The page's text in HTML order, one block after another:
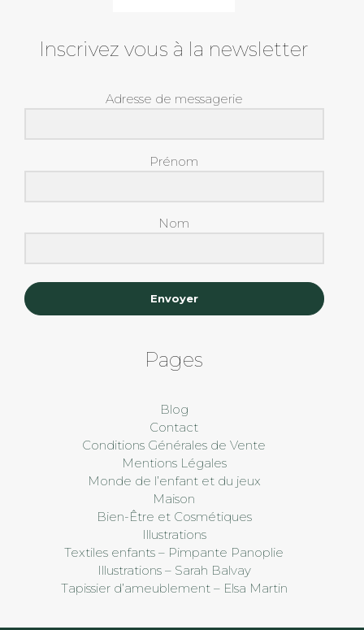
Inscrivez vous à la newsletter
Adresse de messagerie
Prénom
Nom
Envoyer
Pages
Blog
Contact
Conditions Générales de Vente
Mentions Légales
Monde de l’enfant et du jeux
Maison
Bien-Être et Cosmétiques
Illustrations
Textiles enfants – Pimpante Panoplie
Illustrations – Sarah Balvay
Tapissier d’ameublement – Elsa Martin